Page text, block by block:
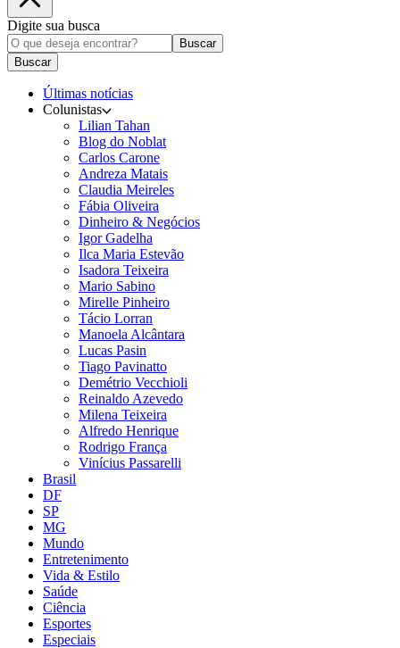
Digite sua busca
Buscar
Buscar
Últimas notícias
Colunistas
Lilian Tahan
Blog do Noblat
Carlos Carone
Andreza Matais
Claudia Meireles
Fábia Oliveira
Dinheiro & Negócios
Igor Gadelha
Ilca Maria Estevão
Isadora Teixeira
Mario Sabino
Mirelle Pinheiro
Tácio Lorran
Manoela Alcântara
Lucas Pasin
Tiago Pavinatto
Demétrio Vecchioli
Reinaldo Azevedo
Milena Teixeira
Alfredo Henrique
Rodrigo França
Vinícius Passarelli
Brasil
DF
SP
MG
Mundo
Entretenimento
Vida & Estilo
Saúde
Ciência
Esportes
Especiais